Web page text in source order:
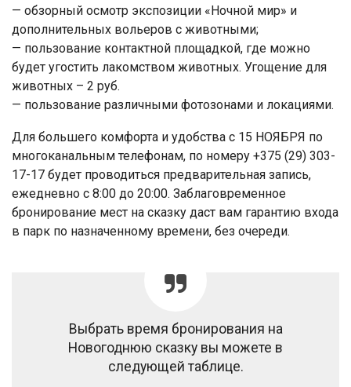
— обзорный осмотр экспозиции «Ночной мир» и
дополнительных вольеров с животными;
— пользование контактной площадкой, где можно
будет угостить лакомством животных. Угощение для
животных – 2 руб.
— пользование различными фотозонами и локациями.
Для большего комфорта и удобства с 15 НОЯБРЯ по
многоканальным телефонам, по номеру +375 (29) 303-
17-17 будет проводиться предварительная запись,
ежедневно с 8:00 до 20:00. Заблаговременное
бронирование мест на сказку даст вам гарантию входа
в парк по назначенному времени, без очереди.
Выбрать время бронирования на
Новогоднюю сказку вы можете в
следующей таблице.